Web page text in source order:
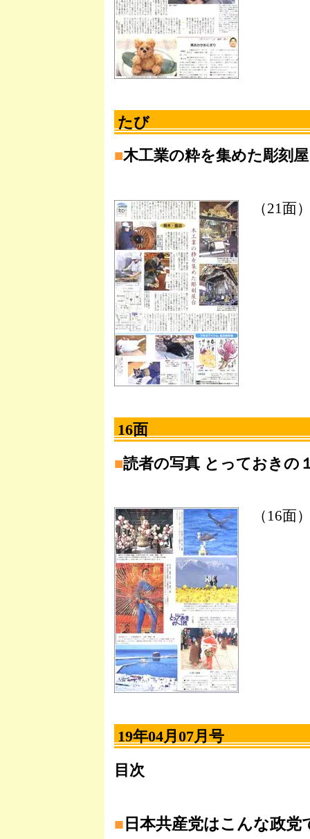
たび
■木工業の粋を集めた彫刻
（21面
16面
■読者の写真 とっておきの
（16面
19年04月07月号
目次
■ 日本共産党はこんな政党